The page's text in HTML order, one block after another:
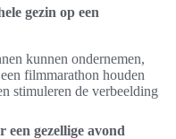
gezin op een
kunnen ondernemen,
filmmarathon houden
stimuleren de verbeelding
gezellige avond